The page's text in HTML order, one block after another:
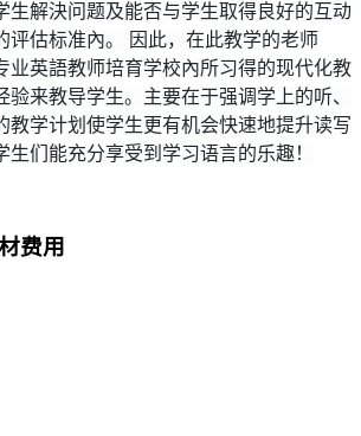
生解決问题及能否与学生取得良好的互动
评估标准內。 因此，在此教学的老师
业英語教师培育学校內所习得的现代化教
验来教导学生。主要在于强调学上的听、
教学计划使学生更有机会快速地提升读写
生们能充分享受到学习语言的乐趣！
费用